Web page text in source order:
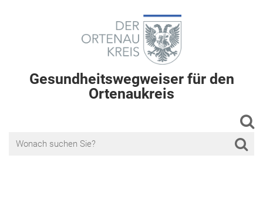
Gesundheitswegweiser für den
Ortenaukreis